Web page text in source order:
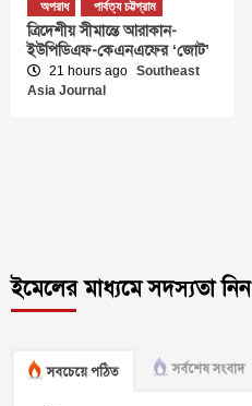
অপরাধ পার্বত্য চট্টগ্রাম
ত্রিদেশীয় সীমান্তে আরাকান-
ইউপিডিএফ-কেএনএফের ‘জোট’
21 hours ago Southeast
Asia Journal
ইমেলের মাধ্যমে সদস্যতা নিন
সবচেয়ে পঠিত সর্বশেষ সংবাদ